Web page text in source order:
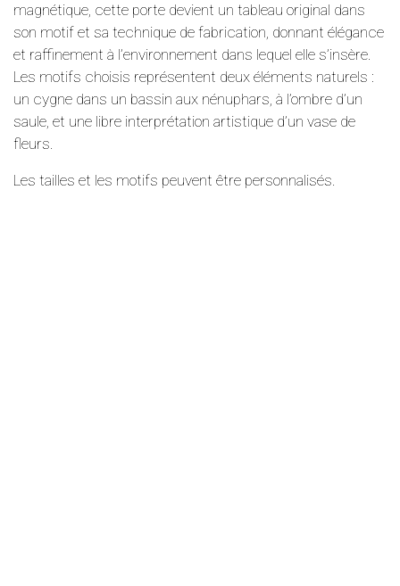
magnétique, cette porte devient un tableau original dans
son motif et sa technique de fabrication, donnant élégance
et raffinement à l’environnement dans lequel elle s’insère.
Les motifs choisis représentent deux éléments naturels :
un cygne dans un bassin aux nénuphars, à l’ombre d’un
saule, et une libre interprétation artistique d’un vase de
fleurs.
Les tailles et les motifs peuvent être personnalisés.